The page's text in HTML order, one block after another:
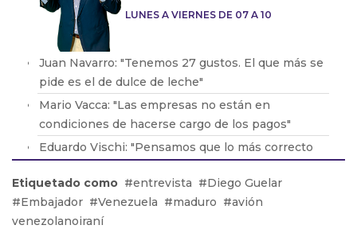
LUNES A VIERNES DE 07 A 10
Juan Navarro: "Tenemos 27 gustos. El que más se
pide es el de dulce de leche"
Mario Vacca: "Las empresas no están en
condiciones de hacerse cargo de los pagos"
Eduardo Vischi: "Pensamos que lo más correcto
Lic. Eduardo Lavorato: "Que los padres consuman
con sus hijos les genera una dependencia"
Etiquetado como entrevista
Diego Guelar
Embajador
Venezuela maduro
avión
venezolanoiraní